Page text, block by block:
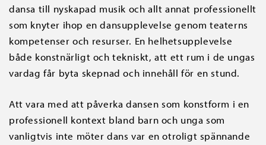
dansa till nyskapad musik och allt annat professionellt
som knyter ihop en dansupplevelse genom teaterns
kompetenser och resurser. En helhetsupplevelse
både konstnärligt och tekniskt, att ett rum i de ungas
vardag får byta skepnad och innehåll för en stund.
Att vara med att påverka dansen som konstform i en
professionell kontext bland barn och unga som
vanligtvis inte möter dans var en otroligt spännande